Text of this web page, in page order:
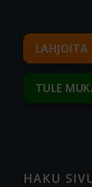
LAHJOITA
TULE
HAKU